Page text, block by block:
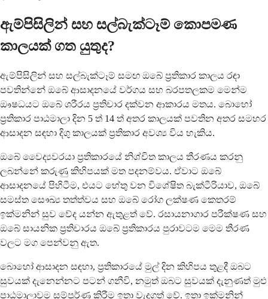
ඇම්පිසිලින් සහ සල්බැක්ටෑම් කොපමණ
කාලයක් ගත යුතුද?
ඇම්පිසිලින් සහ සල්බැක්ටෑම් සමඟ ඔබේ ප්‍රතිකාර කාලය රඳා
පවතින්නේ ඔබේ ආසාදනයේ වර්ගය සහ බරපතලකම මෙන්ම
ඖෂධයට ඔබේ ශරීරය ප්‍රතිචාර දක්වන ආකාරය මතය. බොහෝ
ප්‍රතිකාර පාඨමාලා දින 5 ත් 14 ත් අතර කාලයක් පවතින අතර සමහර
ආසාදන සඳහා දිගු කාලයක් ප්‍රතිකාර අවශ්‍ය විය හැකිය.
ඔබේ වෛද්‍යවරයා ප්‍රතිකාරයේ නිශ්චිත කාලය තීරණය කරනු
ලබන්නේ කරුණු කිහිපයක් මත පදනම්වය. ඒවාට ඔබේ
ආසාදනයේ පිහිටීම, එයට හේතු වන විශේෂිත බැක්ටීරියාව, ඔබේ
සමස්ත සෞඛ්‍ය තත්ත්වය සහ ඔබේ රෝග ලක්ෂණ කෙතරම්
ඉක්මනින් සුව වේද යන්න ඇතුළත් වේ. රසායනාගාර පරීක්ෂණ සහ
ඔබේ සායනික ප්‍රතිචාරය ඔබේ ප්‍රතිකාරය පුරාවටම මෙම තීරණ
වලට මග පෙන්වනු ඇත.
බොහෝ ආසාදන සඳහා, ප්‍රතිකාරයේ මුල් දින කිහිපය තුළදී ඔබට
සුවයක් දැනෙන්නට පටන් ගනීවි, නමුත් ඔබට සුවයක් දැනුණත් මුළු
පාඨමාලාවම සම්පූර්ණ කිරීම ඉතා වැදගත් වේ. ඉතා ඉක්මනින්